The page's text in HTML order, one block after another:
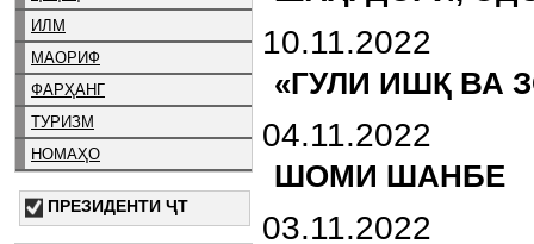
ИЛМ
МАОРИФ
ФАРҲАНГ
ТУРИЗМ
НОМАҲО
ПРЕЗИДЕНТИ ҶТ
10.11.2022
«ГУЛИ ИШҚ ВА
04.11.2022
ШОМИ ШАНБЕ
03.11.2022